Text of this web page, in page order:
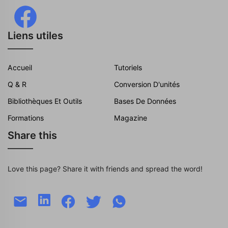
Liens utiles
Accueil
Tutoriels
Q & R
Conversion D'unités
Bibliothèques Et Outils
Bases De Données
Formations
Magazine
Share this
Love this page? Share it with friends and spread the word!